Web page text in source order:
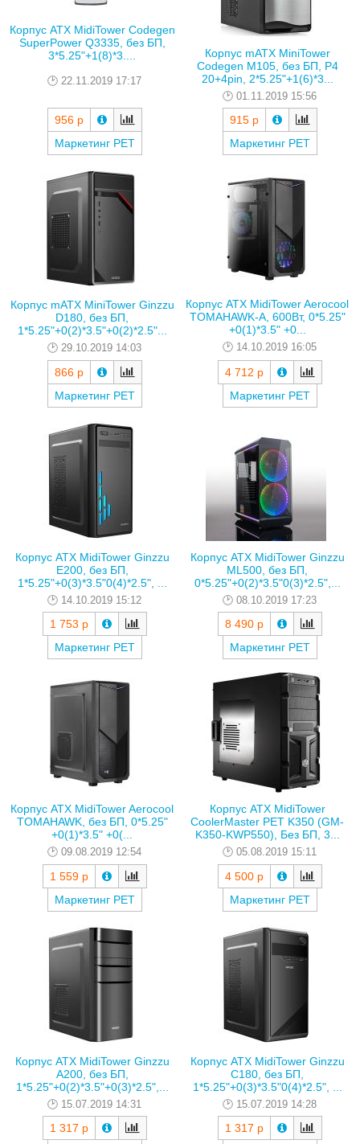
Корпус ATX MidiTower Codegen
SuperPower Q3335, без БП,
3*5.25"+1(8)*3....
22.11.2019 17:17
956 р
Маркетинг РЕТ
Корпус mATX MiniTower
Codegen M105, без БП, P4
20+4pin, 2*5.25"+1(6)*3...
01.11.2019 15:56
915 р
Маркетинг РЕТ
Корпус mATX MiniTower Ginzzu
D180, без БП,
1*5.25"+0(2)*3.5"+0(2)*2.5"...
29.10.2019 14:03
866 р
Маркетинг РЕТ
Корпус ATX MidiTower Aerocool
TOMAHAWK-A, 600Вт, 0*5.25"
+0(1)*3.5" +0...
14.10.2019 16:05
4 712 р
Маркетинг РЕТ
Корпус ATX MidiTower Ginzzu
E200, без БП,
1*5.25"+0(3)*3.5"0(4)*2.5", ...
14.10.2019 15:12
1 753 р
Маркетинг РЕТ
Корпус ATX MidiTower Ginzzu
ML500, без БП,
0*5.25"+0(2)*3.5"0(3)*2.5",...
08.10.2019 17:23
8 490 р
Маркетинг РЕТ
Корпус ATX MidiTower Aerocool
TOMAHAWK, без БП, 0*5.25"
+0(1)*3.5" +0(...
09.08.2019 12:54
1 559 р
Маркетинг РЕТ
Корпус ATX MidiTower
CoolerMaster РЕТ K350 (GM-
K350-KWP550), Без БП, 3...
05.08.2019 15:11
4 500 р
Маркетинг РЕТ
Корпус ATX MidiTower Ginzzu
A200, без БП,
1*5.25"+0(2)*3.5"+0(3)*2.5",...
15.07.2019 14:31
1 317 р
Корпус ATX MidiTower Ginzzu
C180, без БП,
1*5.25"+0(3)*3.5"0(4)*2.5", ...
15.07.2019 14:28
1 317 р